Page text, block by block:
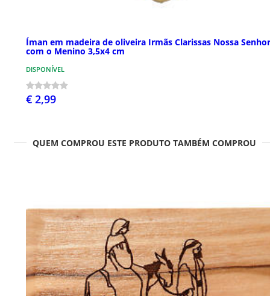
Íman em madeira de oliveira Irmãs Clarissas Nossa
com o Menino 3,5x4 cm
DISPONÍVEL
€ 2,99
QUEM COMPROU ESTE PRODUTO TAMBÉM COMPROU